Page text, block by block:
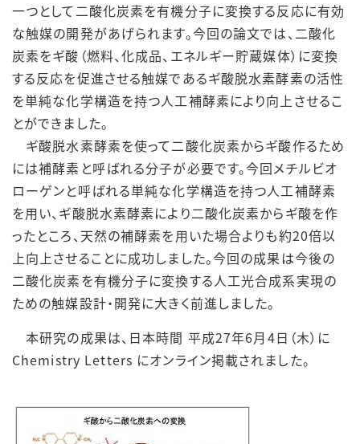
一つとして二酸化炭素を有機分子に変換する反応に有効
な触媒の開発があげられます。今回の論文では、二酸化
炭素をギ酸（燃料、化成品、エネルギー貯蔵媒体）に変換
する反応を促進させる触媒であるギ酸脱水素酵素の活性
を単純な化学構造を持つ人工補酵素により向上させるこ
とができました。
ギ酸脱水素酵素を使って二酸化炭素からギ酸作るため
には補酵素と呼ばれる分子が必要です。今回メチルビオ
ローゲンと呼ばれる単純な化学構造を持つ人工補酵素
を用い、ギ酸脱水素酵素により二酸化炭素からギ酸を作
ったところ、天然の補酵素を用いた場合よりも約20倍以
上向上させることに成功しました。今回の成果は今後の
二酸化炭素を有機分子に変換する人工光合成系実現の
ための触媒設計・開発に大きく前進しました。
本研究の成果は、日本時間 平成27年6月4日（木）に
Chemistry Letters にオンライン掲載されました。